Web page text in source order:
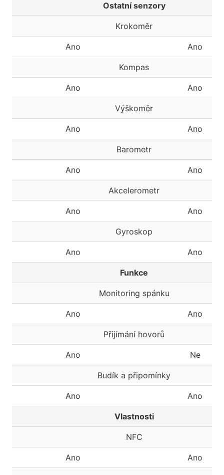
Ostatní senzory
Krokoměr
Ano Ano
Kompas
Ano Ano
Výškoměr
Ano Ano
Barometr
Ano Ano
Akcelerometr
Ano Ano
Gyroskop
Ano Ano
Funkce
Monitoring spánku
Ano Ano
Přijímání hovorů
Ano Ne
Budík a připomínky
Ano Ano
Vlastnosti
NFC
Ano Ano